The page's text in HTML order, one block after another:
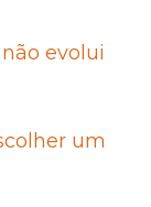
evolui
um